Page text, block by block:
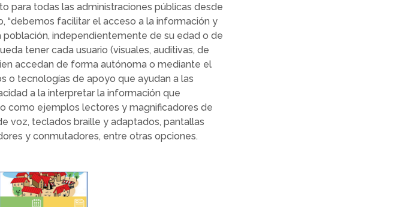
para todas las administraciones públicas desde
“debemos facilitar el acceso a la información y
población, independientemente de su edad o de
tener cada usuario (visuales, auditivas, de
accedan de forma autónoma o mediante el
o tecnologías de apoyo que ayudan a las
a la interpretar la información que
como ejemplos lectores y magnificadores de
voz, teclados braille y adaptados, pantallas
y conmutadores, entre otras opciones.